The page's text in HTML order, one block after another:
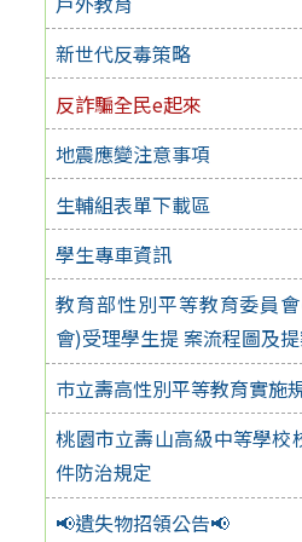
新世代反毒策略
反詐騙全民e起來
地震應變注意事項
生輔組表單下載區
學生專車資訊
教育部性別平等教育委員
會)受理學生提 案流程圖及
巿立壽高性別平等教育實施
桃園市立壽山高級中等學校
件防治規定
📢遺失物招領公告📢